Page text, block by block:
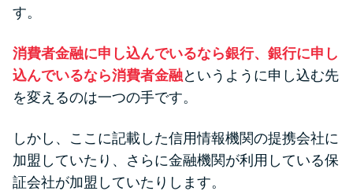
す。
消費者金融に申し込んでいるなら銀行、銀行に申し
込んでいるなら消費者金融というように申し込む先
を変えるのは一つの手です。
しかし、ここに記載した信用情報機関の提携会社に
加盟していたり、さらに金融機関が利用している保
証会社が加盟していたりします。